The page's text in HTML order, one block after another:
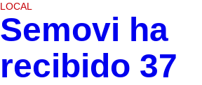
LOCAL
Semovi ha
recibido 37